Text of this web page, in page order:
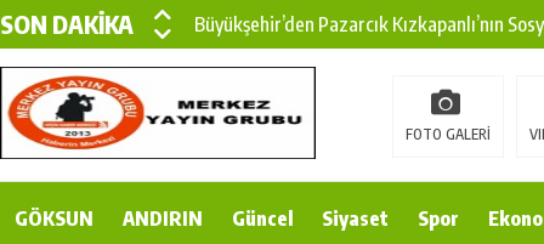
SON DAKİKA
Büyükşehir’den Pazarcık Kızkapanlı’nın
Büyükşehir’den Pazarcık Kırsalına Modern
Çin’den KSÜ’ye Uluslararası Başarı:
Gençler Pusula Maraş Kampında Yeni
FOTO GALERİ
GÖKSUN ANDIRIN Güncel Siyaset Spor